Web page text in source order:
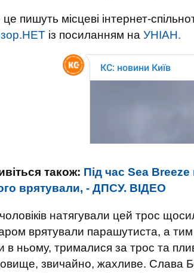
пишуть місцеві інтернет-
із посиланням на УНІАН.
також: Під час Sea
врятували, - ДПСУ. ВIДЕО
натягували цей трос
врятували парашутиста, а
в ньому, трималися за трос та
звичайно, жахливе. Слава